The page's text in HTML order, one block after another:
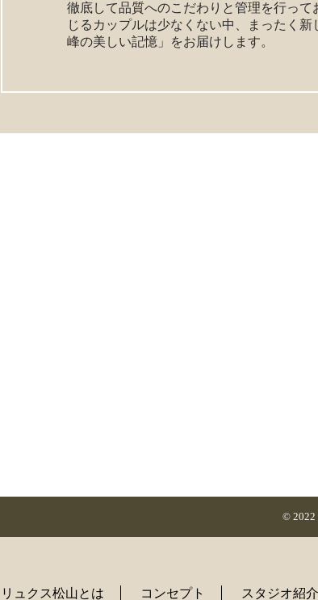
徹底して品質へのこだわりと管理を行っ
じるカップルは少なくない中、まったく
峰の美しい記憶」をお届けします。
© 2022
リュクス松山とは コンセプト スタジオ紹介